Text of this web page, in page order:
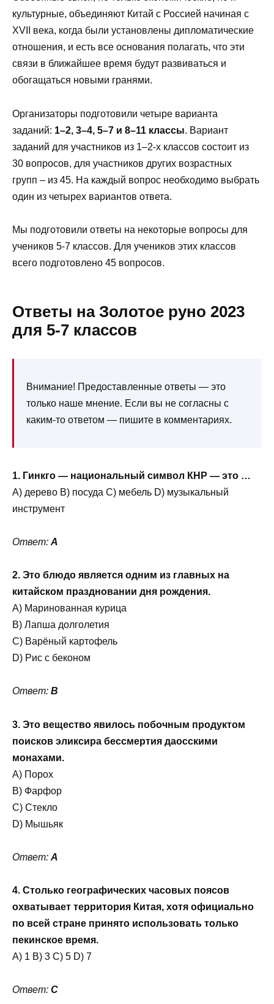
культурные, объединяют Китай с Россией начиная с
XVII века, когда были установлены дипломатические
отношения, и есть все основания полагать, что эти
связи в ближайшее время будут развиваться и
обогащаться новыми гранями.
Организаторы подготовили четыре варианта
заданий: 1–2, 3–4, 5–7 и 8–11 классы. Вариант
заданий для участников из 1–2-х классов состоит из
30 вопросов, для участников других возрастных
групп – из 45. На каждый вопрос необходимо выбрать
один из четырех вариантов ответа.
Мы подготовили ответы на некоторые вопросы для
учеников 5-7 классов. Для учеников этих классов
всего подготовлено 45 вопросов.
Ответы на Золотое руно 2023
для 5-7 классов
Внимание! Предоставленные ответы — это
только наше мнение. Если вы не согласны с
каким-то ответом — пишите в комментариях.
1. Гинкго — национальный символ КНР — это …
A) дерево B) посуда C) мебель D) музыкальный
инструмент
Ответ: A
2. Это блюдо является одним из главных на
китайском праздновании дня рождения.
A) Маринованная курица
B) Лапша долголетия
C) Варёный картофель
D) Рис с беконом
Ответ: B
3. Это вещество явилось побочным продуктом
поисков эликсира бессмертия даосскими
монахами.
A) Порох
B) Фарфор
C) Стекло
D) Мышьяк
Ответ: A
4. Столько географических часовых поясов
охватывает территория Китая, хотя официально
по всей стране принято использовать только
пекинское время.
A) 1 B) 3 C) 5 D) 7
Ответ: C